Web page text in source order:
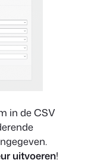
in de CSV
uitvoeren!